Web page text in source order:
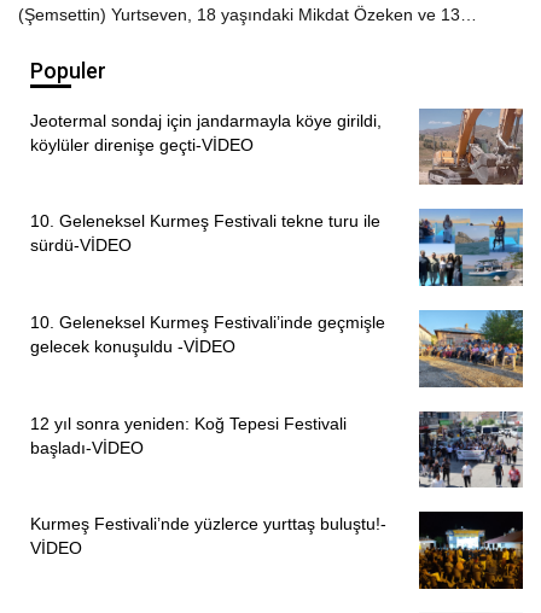
(Şemsettin) Yurtseven, 18 yaşındaki Mikdat Özeken ve 13…
Populer
Jeotermal sondaj için jandarmayla köye girildi,
köylüler direnişe geçti-VİDEO
10. Geleneksel Kurmeş Festivali tekne turu ile
sürdü-VİDEO
10. Geleneksel Kurmeş Festivali’inde geçmişle
gelecek konuşuldu -VİDEO
12 yıl sonra yeniden: Koğ Tepesi Festivali
başladı-VİDEO
Kurmeş Festivali’nde yüzlerce yurttaş buluştu!-
VİDEO